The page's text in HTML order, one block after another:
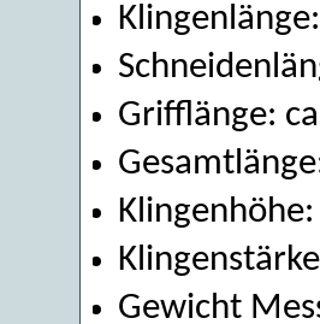
Grifflänge:
Gewicht